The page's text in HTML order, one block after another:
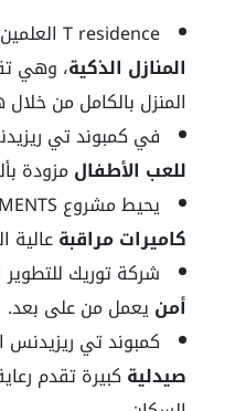
T residence العلمين الجديدة تقدم
المنازل الذكية، وهي
المنزل بالكامل من
في كمبوند تي
للعب الأطفال مزودة
يحيط مشروع TOREC DEVELOPMENTS
كاميرات مراقبةعالية
شركة توريك
أمنيعمل من على بعد.
كمبوند تي ريزيدنس
صيدلية كبيرة تقدم